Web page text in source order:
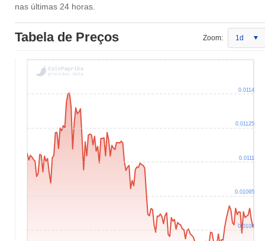
nas últimas 24 horas.
Tabela de Preços Zoom: 1d
0.0108
0.01095
0.0111
0.01125
0.0114